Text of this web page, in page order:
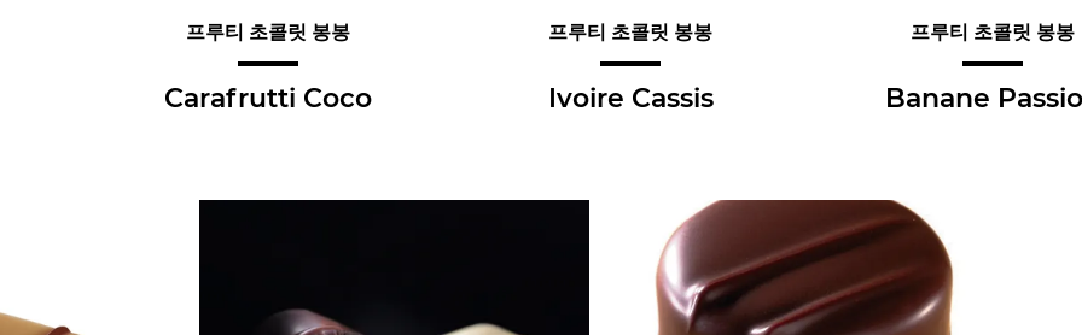
프루티 초콜릿 봉봉
Carafrutti Coco
프루티 초콜릿 봉봉
Ivoire Cassis
프루티 초콜릿 봉봉
Banane